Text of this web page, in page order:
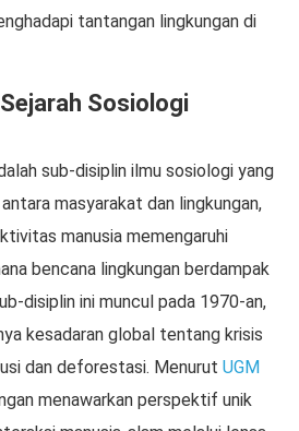
tantangan lingkungan di
Sosiologi
sub-disiplin ilmu sosiologi yang
masyarakat dan lingkungan,
manusia memengaruhi
bencana lingkungan berdampak
disiplin ini muncul pada 1970-an,
kesadaran global tentang krisis
dan deforestasi. Menurut UGM
menawarkan perspektif unik